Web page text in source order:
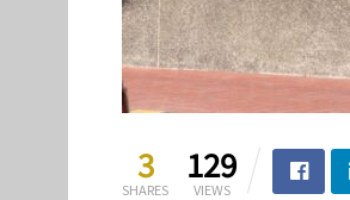
3
SHARES
129
VIEWS